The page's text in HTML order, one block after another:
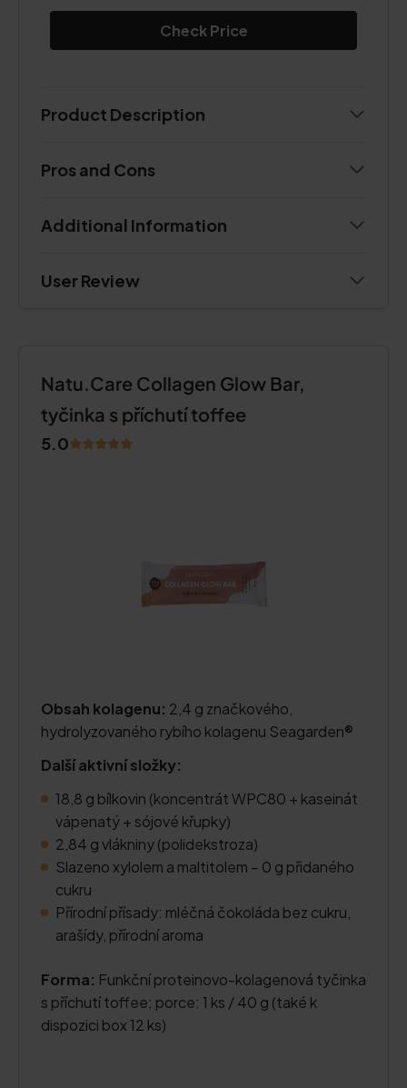
Check Price
Product Description
Pros and Cons
Additional Information
User Review
Natu.Care Collagen Glow Bar,
tyčinka s příchutí toffee
5.0
Obsah kolagenu: 2,4 g značkového,
hydrolyzovaného rybího kolagenu Seagarden®
Další aktivní složky:
18,8 g bílkovin (koncentrát WPC80 + kaseinát
vápenatý + sójové křupky)
2,84 g vlákniny (polidekstroza)
Slazeno xylolem a maltitolem – 0 g přidaného
cukru
Přírodní přísady: mléčná čokoláda bez cukru,
arašídy, přírodní aroma
Forma: Funkční proteinovo-kolagenová tyčinka
s příchutí toffee; porce: 1 ks / 40 g (také k
dispozici box 12 ks)